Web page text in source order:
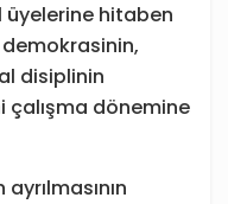
üyelerine hitaben
disiplinin
çalışma dönemine